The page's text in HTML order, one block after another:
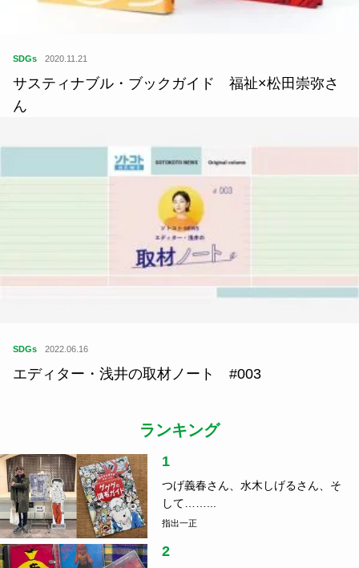
SDGs 2020.11.21
サスティナブル・ブックガイド 福祉×松田崇弥さ
ん
SDGs 2022.06.16
エディター・浅井の取材ノート #003
ランキング
1
つげ義春さん、水木しげるさん、そ
して……...
指出一正
2